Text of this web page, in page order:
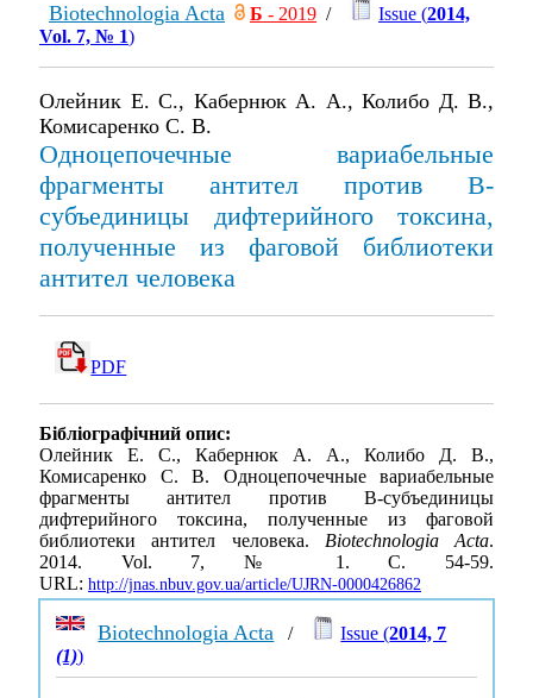
Biotechnologia Acta Б - 2019 / Issue (2014,
Vol. 7, № 1)
Олейник Е. С., Кабернюк А. А., Колибо Д. В.,
Комисаренко С. В.
Одноцепочечные вариабельные
фрагменты антител против B-
субъединицы дифтерийного токсина,
полученные из фаговой библиотеки
антител человека
PDF
Бібліографічний опис:
Олейник Е. С., Кабернюк А. А., Колибо Д. В.,
Комисаренко С. В. Одноцепочечные вариабельные
фрагменты антител против B-субъединицы
дифтерийного токсина, полученные из фаговой
библиотеки антител человека. Biotechnologia Acta.
2014. Vol. 7, № 1. С. 54-59.
URL: http://jnas.nbuv.gov.ua/article/UJRN-0000426862
Biotechnologia Acta / Issue (2014, 7
(1))